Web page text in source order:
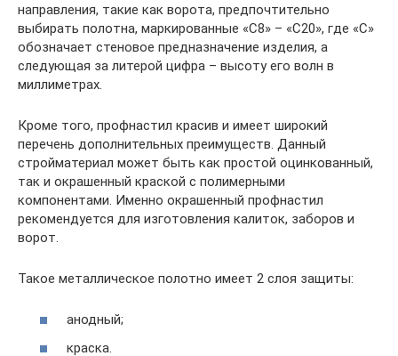
направления, такие как ворота, предпочтительно
выбирать полотна, маркированные «C8» – «C20», где «C»
обозначает стеновое предназначение изделия, а
следующая за литерой цифра – высоту его волн в
миллиметрах.
Кроме того, профнастил красив и имеет широкий
перечень дополнительных преимуществ. Данный
стройматериал может быть как простой оцинкованный,
так и окрашенный краской с полимерными
компонентами. Именно окрашенный профнастил
рекомендуется для изготовления калиток, заборов и
ворот.
Такое металлическое полотно имеет 2 слоя защиты:
анодный;
краска.